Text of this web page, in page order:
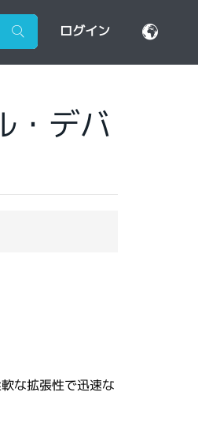
ログイン
・デバ
な拡張性で迅速な